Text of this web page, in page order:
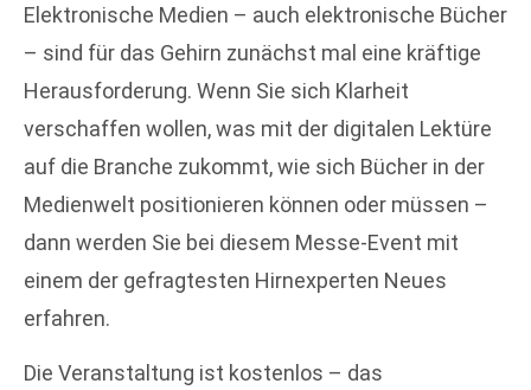
Elektronische Medien – auch elektronische Bücher
– sind für das Gehirn zunächst mal eine kräftige
Herausforderung. Wenn Sie sich Klarheit
verschaffen wollen, was mit der digitalen Lektüre
auf die Branche zukommt, wie sich Bücher in der
Medienwelt positionieren können oder müssen –
dann werden Sie bei diesem Messe-Event mit
einem der gefragtesten Hirnexperten Neues
erfahren.
Die Veranstaltung ist kostenlos – das